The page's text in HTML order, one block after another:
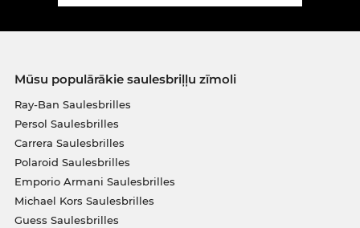
Mūsu populārākie saulesbriļļu zīmoli
Ray-Ban Saulesbrilles
Persol Saulesbrilles
Carrera Saulesbrilles
Polaroid Saulesbrilles
Emporio Armani Saulesbrilles
Michael Kors Saulesbrilles
Guess Saulesbrilles